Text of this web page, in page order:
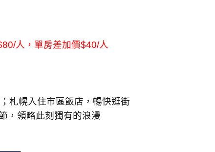
人，單房差加價$40/人
札幌入住市區飯店，暢快逛街
，領略此刻獨有的浪漫